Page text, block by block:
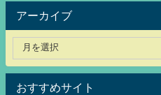
アーカイブ
おすすめサイト